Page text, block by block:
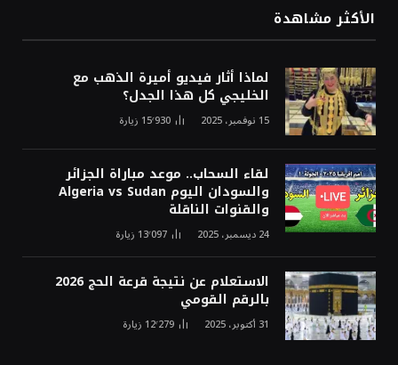
الأكثر مشاهدة
لماذا أثار فيديو أميرة الذهب مع
الخليجي كل هذا الجدل؟
15 نوفمبر، 2025 15٬930 زيارة
لقاء السحاب.. موعد مباراة الجزائر
والسودان اليوم Algeria vs Sudan
والقنوات الناقلة
24 ديسمبر، 2025 13٬097 زيارة
الاستعلام عن نتيجة قرعة الحج 2026
بالرقم القومي
31 أكتوبر، 2025 12٬279 زيارة